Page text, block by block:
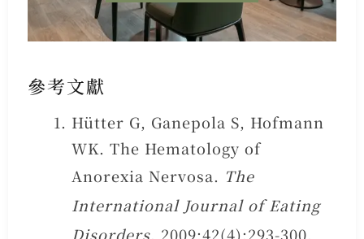
參考文獻
Hütter G, Ganepola S, Hofmann
WK. The Hematology of
Anorexia Nervosa. The
International Journal of Eating
Disorders. 2009;42(4):293-300.